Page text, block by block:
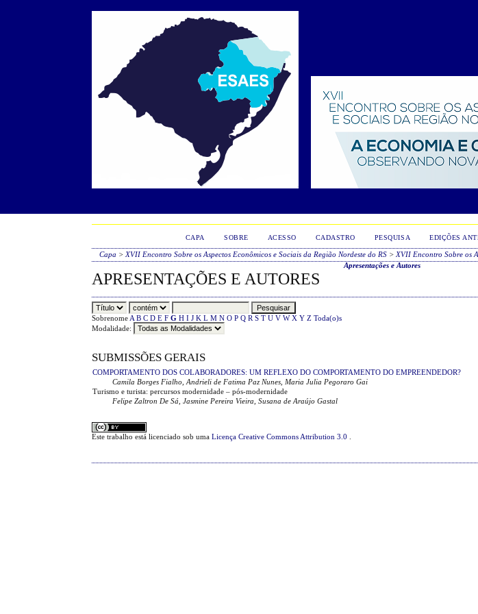
CAPA SOBRE ACESSO CADASTRO PESQUISA EDIÇÕES
Capa > XVII Encontro Sobre os Aspectos Econômicos e Sociais da Região Nordeste do RS > XVII Encontro Sobre os
Apresentações e Autores
APRESENTAÇÕES E AUTORES
Sobrenome A B C D E F G H I J K L M N O P Q R S T U V W X Y Z Toda(o)s
Modalidade:
SUBMISSÕES GERAIS
COMPORTAMENTO DOS COLABORADORES: UM REFLEXO DO COMPORTAMENTO DO EMPREENDEDOR?
Camila Borges Fialho, Andrieli de Fatima Paz Nunes, Maria Julia Pegoraro Gai
Turismo e turista: percursos modernidade – pós-modernidade
Felipe Zaltron De Sá, Jasmine Pereira Vieira, Susana de Araújo Gastal
Este trabalho está licenciado sob umaLicença Creative Commons Attribution 3.0